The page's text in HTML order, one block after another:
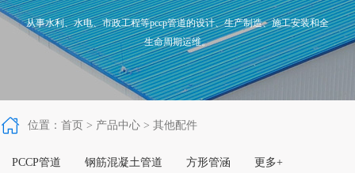
从事水利、水电、市政工程等pccp管道的设计、生产制造、施工安装和全
生命周期运维。


 位置： 首页 > 产品中心 > 其他配件
PCCP管道 钢筋混凝土管道 方形管涵 更多+